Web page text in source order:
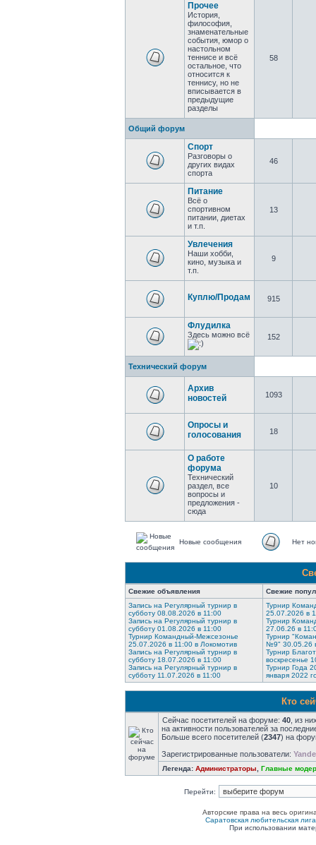
Прочее
История,
философия,
знаменательные
события, юмор о
настольном
теннисе и всё
остальное, что
относится к
теннису, но не
вписывается в
предыдущие
разделы
58
Общий форум
Спорт
Разговоры о
других видах
спорта
46
Питание
Всё о
спортивном
питании, диетах
и т.п.
13
Увлечения
Наши хобби,
кино, музыка и
т.п.
9
Куплю/Продам 915
Флудилка
Здесь можно всё 152
Технический форум
Архив
новостей
1093
Опросы и
голосования
18
О работе
форума
Технический
раздел, все
вопросы и
предложения -
сюда
10
Новые сообщения Нет
Свежие объявления
Свежие
Запись на Регулярный турнир в
субботу 08.08.2026 в 11:00
Запись на Регулярный турнир в
субботу 01.08.2026 в 11:00
Турнир Командный-Межсезонье
25.07.2026 в 11:00 в Локомотив
Запись на Регулярный турнир в
субботу 18.07.2026 в 11:00
Запись на Регулярный турнир в
субботу 11.07.2026 в 11:00
Турнир
25.07.2026 в
Турнир
27.06.26 в
Турнир
№9" 30.05.26
Турнир
воскресенье
Турнир Года
января 2022
Кто
Сейчас посетителей на форуме: 40 , из
на активности пользователей за
Больше всего посетителей (2347) на
Зарегистрированные пользователи:
Легенда: Администраторы Главные
Перейти:
Авторские права на весь
Саратовская любительская
При использовании